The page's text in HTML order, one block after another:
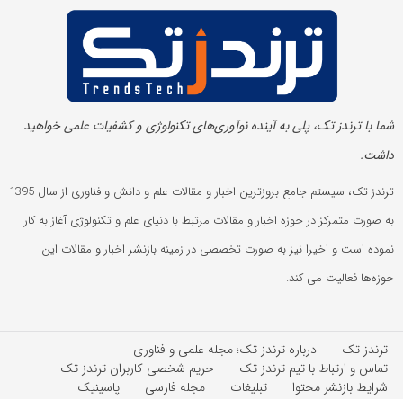
شما با ترندز تک، پلی به آینده‌ نوآوری‌های تکنولوژی و کشفیات علمی خواهید
داشت.
ترندز تک، سیستم جامع بروزترین اخبار و مقالات علم و دانش و فناوری از سال 1395
به صورت متمرکز در حوزه اخبار و مقالات مرتبط با دنیای علم و تکنولوژی آغاز به کار
نموده است و اخیرا نیز به صورت تخصصی در زمینه بازنشر اخبار و مقالات این
حوزه‌ها فعالیت می کند.
ترندز تک
درباره ترندز تک؛ مجله علمی و فناوری
تماس و ارتباط با تیم ترندز تک
حریم شخصی کاربران ترندز تک
شرایط بازنشر محتوا
تبلیغات مجله فارسی
پاسینیک